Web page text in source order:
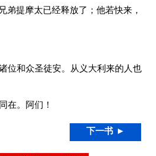
弟提摩太已经释放了；他若快来，
位和众圣徒安。从义大利来的人也
在。阿们！
下一书 ►